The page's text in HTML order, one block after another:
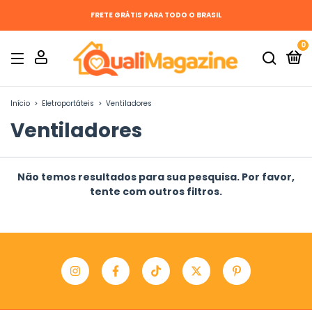
FRETE GRÁTIS PARA TODO O BRASIL
0
Início > Eletroportáteis > Ventiladores
Ventiladores
Não temos resultados para sua pesquisa. Por favor,
tente com outros filtros.